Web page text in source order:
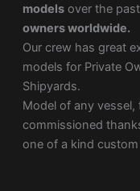
modelsover the
owners worldwide.
Our crew has great
models for Private
Shipyards.
Model of any
commissioned
one of a kind